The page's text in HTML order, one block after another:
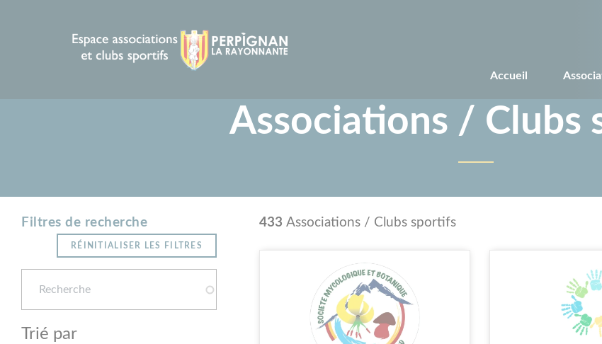
Accueil
Associations / Clubs
Filtres de recherche
RÉINITIALISER LES FILTRES
Trié par
Résultats :
433 Associations / Clubs sportifs